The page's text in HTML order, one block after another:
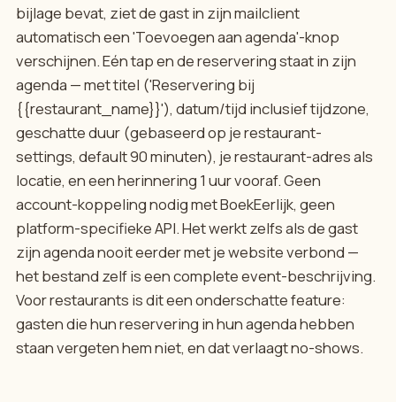
bijlage bevat, ziet de gast in zijn mailclient
automatisch een 'Toevoegen aan agenda'-knop
verschijnen. Eén tap en de reservering staat in zijn
agenda — met titel ('Reservering bij
{{restaurant_name}}'), datum/tijd inclusief tijdzone,
geschatte duur (gebaseerd op je restaurant-
settings, default 90 minuten), je restaurant-adres als
locatie, en een herinnering 1 uur vooraf. Geen
account-koppeling nodig met BoekEerlijk, geen
platform-specifieke API. Het werkt zelfs als de gast
zijn agenda nooit eerder met je website verbond —
het bestand zelf is een complete event-beschrijving.
Voor restaurants is dit een onderschatte feature:
gasten die hun reservering in hun agenda hebben
staan vergeten hem niet, en dat verlaagt no-shows.